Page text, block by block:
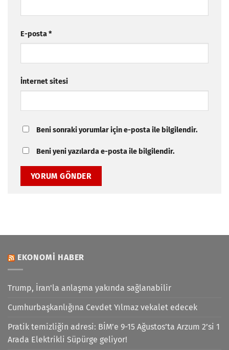
E-posta*
İnternet sitesi
Beni sonraki yorumlar için e-posta ile bilgilendir.
Beni yeni yazılarda e-posta ile bilgilendir.
EKONOMI HABER
Trump, İran'la anlaşma yakında sağlanabilir
Cumhurbaşkanlığına Cevdet Yılmaz vekalet edecek
Pratik temizliğin adresi: BİM’e 9-15 Ağustos’ta Arzum 2’si 1
Arada Elektrikli Süpürge geliyor!